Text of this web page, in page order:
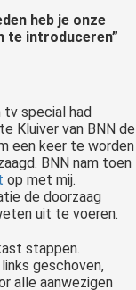
heb je onze
te introduceren”
tv special had
Kluiver van BNN de
een keer te worden
BNN nam toen
op met mij.
de doorzaag
uit te voeren.
stappen.
geschoven,
alle aanwezigen